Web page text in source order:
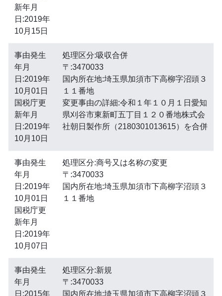
新年月
日:2019年
10月15日
事由発生
年月
日:2019年
10月01日
国税庁更
新年月
日:2019年
10月10日
処理区分:吸収合併
〒:3470033
国内所在地:埼玉県加須市下高柳字沼頭３
１１番地
変更事由の詳細:令和１年１０月１日愛知
県刈谷市東新町五丁目１２０番地株式会
社朝日製作所（2180301013615）を合併
事由発生
年月
日:2019年
10月01日
国税庁更
新年月
日:2019年
10月07日
処理区分:商号又は名称の変更
〒:3470033
国内所在地:埼玉県加須市下高柳字沼頭３
１１番地
事由発生
年月
日:2015年
処理区分:新規
〒:3470033
国内所在地:埼玉県加須市下高柳字沼頭３